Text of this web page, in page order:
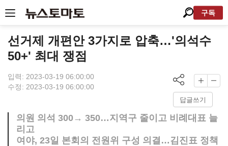
구독
선거제 개편안 3가지로 압축…'의석수
50+' 최대 쟁점
입력: 2023-03-19 06:00:00
수정: 2023-03-19 06:00:00
답글쓰기
의원 의석 300→ 350…지역구 줄이고 비례대표 늘
리고
여야, 23일 본회의 전원위 구성 의결…김진표 정책